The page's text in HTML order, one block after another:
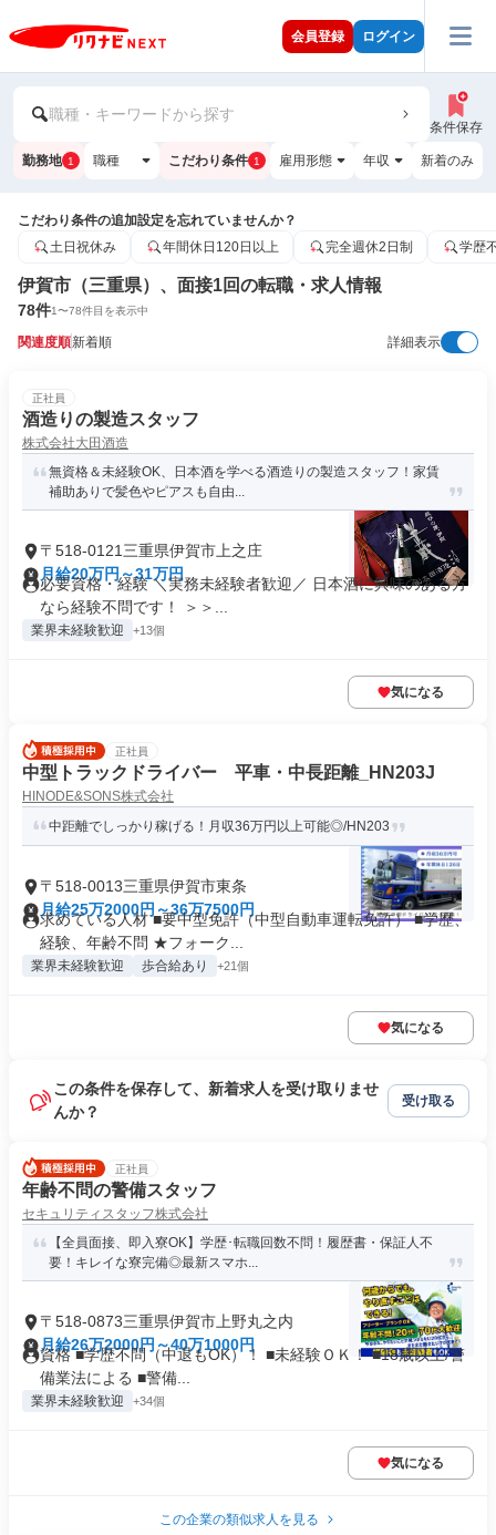
会員登録 ログイン
職種・キーワードから探す
条件保存
勤務地 1 職種 こだわり条件 1 雇用形態 年収 新着のみ
こだわり条件の追加設定を忘れていませんか？
土日祝休み
年間休日120日以上 完全週休2日制 学歴
伊賀市（三重県）、面接1回の転職・求人情報
78件1〜78件目を表示中
関連度順新着順 詳細表示
正社員
酒造りの製造スタッフ
株式会社大田酒造
無資格＆未経験OK、日本酒を学べる酒造りの製造スタッフ！家賃
補助ありで髪色やピアスも自由...
〒518-0121三重県伊賀市上之庄
月給20万円～31万円
必要資格・経験 ＼実務未経験者歓迎／ 日本酒に興味のある方
なら経験不問です！ ＞＞...
業界未経験歓迎 +13個
気になる
正社員
中型トラックドライバー 平車・中長距離_HN203J
HINODE&SONS株式会社
中距離でしっかり稼げる！月収36万円以上可能◎/HN203
〒518-0013三重県伊賀市東条
月給25万2000円～36万7500円
求めている人材 ■要中型免許（中型自動車運転免許） ■学歴、
経験、年齢不問 ★フォーク...
業界未経験歓迎 歩合給あり +21個
気になる
この条件を保存して、新着求人を受け取りませ
んか？
受け取る
正社員
年齢不問の警備スタッフ
セキュリティスタッフ株式会社
【全員面接、即入寮OK】学歴･転職回数不問！履歴書・保証人不
要！キレイな寮完備◎最新スマホ...
〒518-0873三重県伊賀市上野丸之内
月給26万2000円～40万1000円
資格 ■学歴不問（中退もOK）！ ■未経験ＯＫ！ ■18歳以上/警
備業法による ■警備...
業界未経験歓迎 +34個
気になる
この企業の類似求人を見る